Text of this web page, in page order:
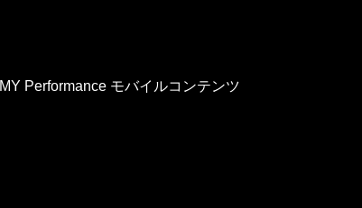
MY Performance モバイルコンテンツ